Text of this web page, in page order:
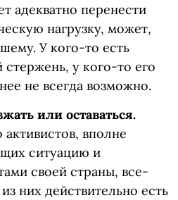
адекватно перенести
нагрузку, может,
У кого-то есть
у кого-то его
не всегда возможно.
или оставаться.
вполне
ситуацию и
своей страны, все-
них действительно есть